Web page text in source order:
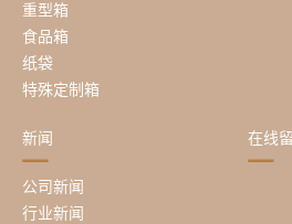
重型箱
食品箱
纸袋
特殊定制箱
新闻
公司新闻
行业新闻
在线